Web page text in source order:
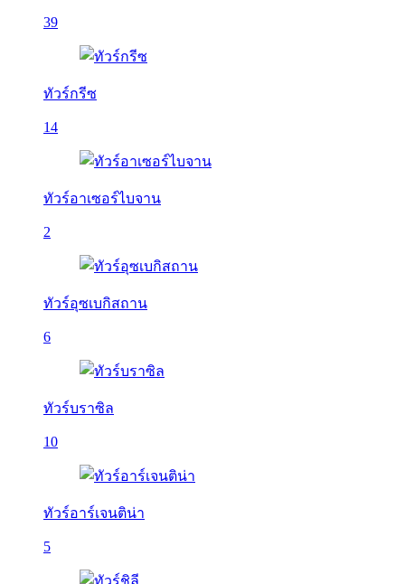
39
ทัวร์กรีซ
14
ทัวร์อาเซอร์ไบจาน
2
ทัวร์อุซเบกิสถาน
6
ทัวร์บราซิล
10
ทัวร์อาร์เจนติน่า
5